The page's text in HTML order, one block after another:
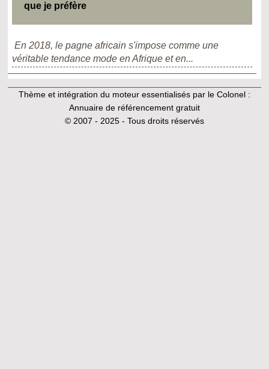
que je préfère
En 2018, le pagne africain s'impose comme une
véritable tendance mode en Afrique et en...
Thème et intégration du moteur essentialisés par le Colonel :
Annuaire de référencement gratuit
© 2007 - 2025 - Tous droits réservés